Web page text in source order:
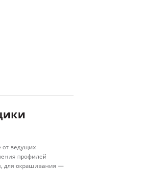
от ведущих
профилей
для окрашивания —